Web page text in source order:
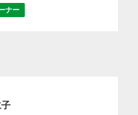
ナー